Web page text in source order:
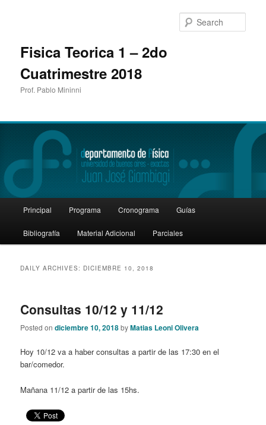
Fisica Teorica 1 – 2do
Cuatrimestre 2018
Prof. Pablo Mininni
Skip
to
Skip
to
Principal Programa Cronograma Guías
Bibliografía Material Adicional Parciales
DAILY ARCHIVES: DICIEMBRE 10, 2018
Consultas 10/12 y 11/12
Posted ondiciembre 10, 2018byMatias Leoni Olivera
Hoy 10/12 va a haber consultas a partir de las 17:30 en el
bar/comedor.
Mañana 11/12 a partir de las 15hs.